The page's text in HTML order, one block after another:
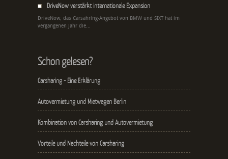
DriveNow verstärkt internationale Expansion
DriveNow, das Carsahring-Angebot von BMW und SIXT hat im
vergangenen Jahr die...
Schon gelesen?
Carsharing - Eine Erklärung
Autovermietung und Mietwagen Berlin
Kombination von Carsharing und Autovermietung
Vorteile und Nachteile von Carsharing